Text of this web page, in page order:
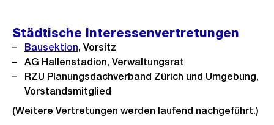
Städtische Interessenvertretungen
Bausektion, Vorsitz
AG Hallenstadion, Verwaltungsrat
RZU Planungsdachverband Zürich und Umgebung,
Vorstandsmitglied
(Weitere Vertretungen werden laufend nachgeführt.)